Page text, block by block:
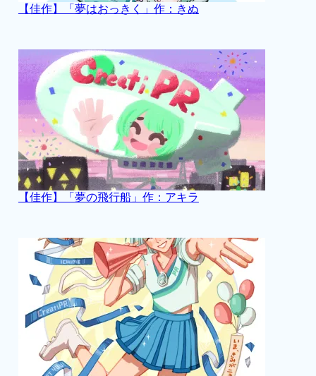
【佳作】「夢はおっきく」作：きぬ
【佳作】「夢の飛行船」作：アキラ